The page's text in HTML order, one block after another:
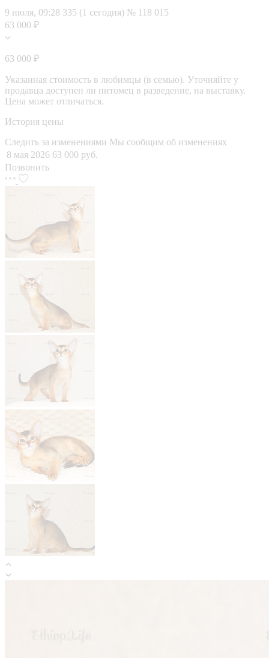
9 июля, 09:28 335 (1 сегодня) № 118 015
63 000 ₽
63 000 ₽
Указанная стоимость в любимцы (в семью). Уточняйте у
продавца доступен ли питомец в разведение, на выставку.
Цена может отличаться.
История цены
Следить за изменениями Мы сообщим об изменениях
8 мая 2026 63 000 руб.
Позвонить